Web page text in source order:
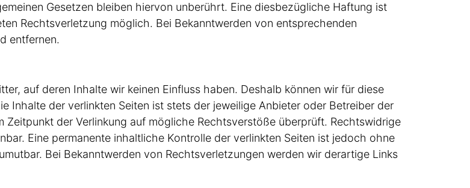
Gesetzen bleiben hiervon unberührt. Eine diesbezügliche Haftung ist
Rechtsverletzung möglich. Bei Bekanntwerden von entsprechenden
entfernen.
auf deren Inhalte wir keinen Einfluss haben. Deshalb können wir für diese
Inhalte der verlinkten Seiten ist stets der jeweilige Anbieter oder Betreiber der
der Verlinkung auf mögliche Rechtsverstöße überprüft. Rechtswidrige
Eine permanente inhaltliche Kontrolle der verlinkten Seiten ist jedoch ohne
Bei Bekanntwerden von Rechtsverletzungen werden wir derartige Links